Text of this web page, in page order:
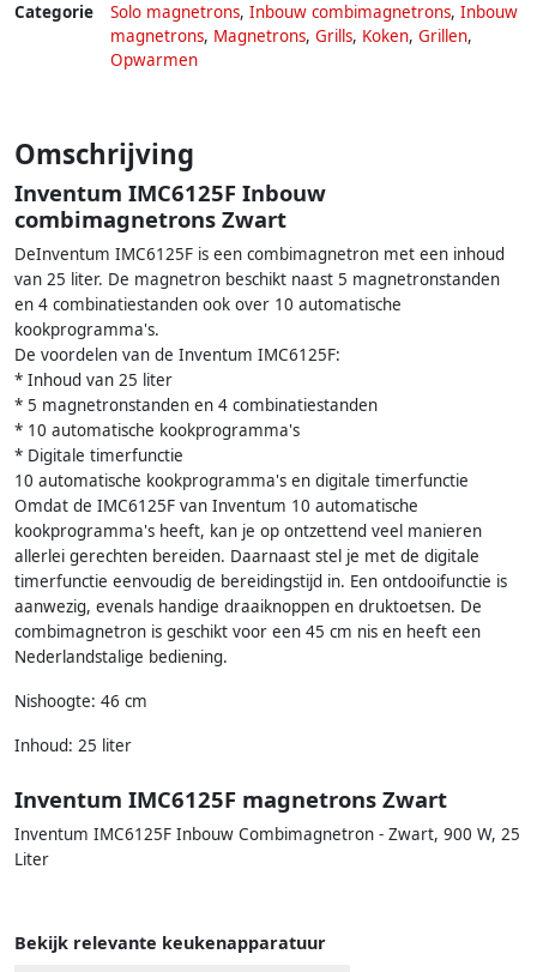
Categorie Solo magnetrons, Inbouw combimagnetrons, Inbouw
magnetrons, Magnetrons, Grills, Koken, Grillen,
Opwarmen
Omschrijving
Inventum IMC6125F Inbouw
combimagnetrons Zwart
DeInventum IMC6125F is een combimagnetron met een inhoud
van 25 liter. De magnetron beschikt naast 5 magnetronstanden
en 4 combinatiestanden ook over 10 automatische
kookprogramma's.
De voordelen van de Inventum IMC6125F:
* Inhoud van 25 liter
* 5 magnetronstanden en 4 combinatiestanden
* 10 automatische kookprogramma's
* Digitale timerfunctie
10 automatische kookprogramma's en digitale timerfunctie
Omdat de IMC6125F van Inventum 10 automatische
kookprogramma's heeft, kan je op ontzettend veel manieren
allerlei gerechten bereiden. Daarnaast stel je met de digitale
timerfunctie eenvoudig de bereidingstijd in. Een ontdooifunctie is
aanwezig, evenals handige draaiknoppen en druktoetsen. De
combimagnetron is geschikt voor een 45 cm nis en heeft een
Nederlandstalige bediening.
Nishoogte: 46 cm
Inhoud: 25 liter
Inventum IMC6125F magnetrons Zwart
Inventum IMC6125F Inbouw Combimagnetron - Zwart, 900 W, 25
Liter
Bekijk relevante keukenapparatuur